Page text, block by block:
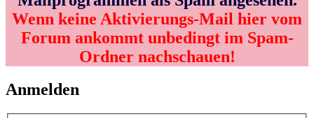
Wenn keine Aktivierungs-Mail hier vom
Forum ankommt unbedingt im Spam-
Ordner nachschauen!
Anmelden